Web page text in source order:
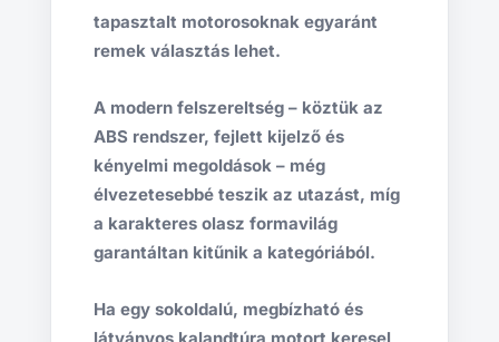
tapasztalt motorosoknak egyaránt
remek választás lehet.
A modern felszereltség – köztük az
ABS rendszer, fejlett kijelző és
kényelmi megoldások – még
élvezetesebbé teszik az utazást, míg
a karakteres olasz formavilág
garantáltan kitűnik a kategóriából.
Ha egy sokoldalú, megbízható és